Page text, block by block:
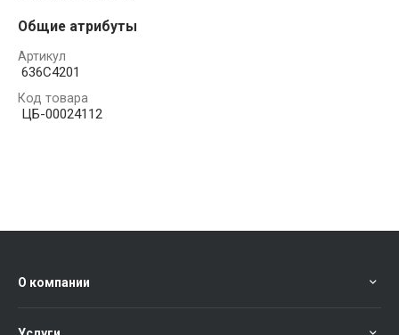
Общие атрибуты
Артикул
636C4201
Код товара
ЦБ-00024112
О компании